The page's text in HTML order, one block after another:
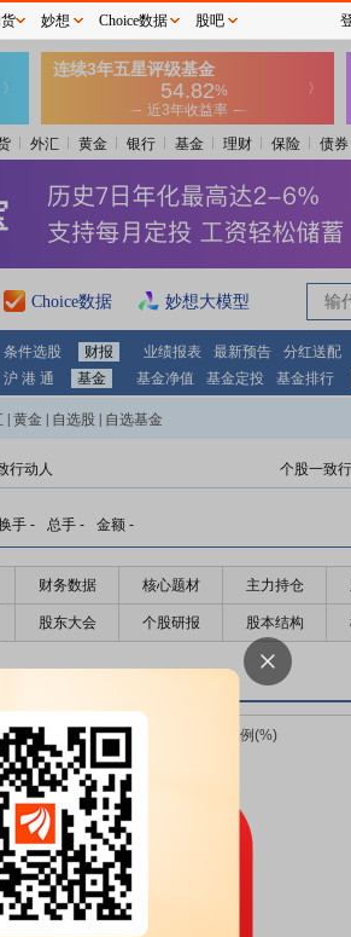
外汇 黄金 银行 基金 理财 保险 债券
Choice数据 妙想大模型
条件选股 财报 业绩报表 最新预告 分红送配
沪 港 通 基金 基金净值 基金定投 基金排行
黄金 自选股 自选基金
行动人 个股一致
手 - 总手 - 金额 -
财务数据 核心题材 主力持仓
股东大会 个股研报 股本结构
妙想 Choice数据 股吧